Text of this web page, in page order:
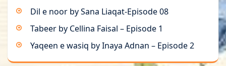
Dil e noor by Sana Liaqat-Episode 08
Tabeer by Cellina Faisal – Episode 1
Yaqeen e wasiq by Inaya Adnan – Episode 2